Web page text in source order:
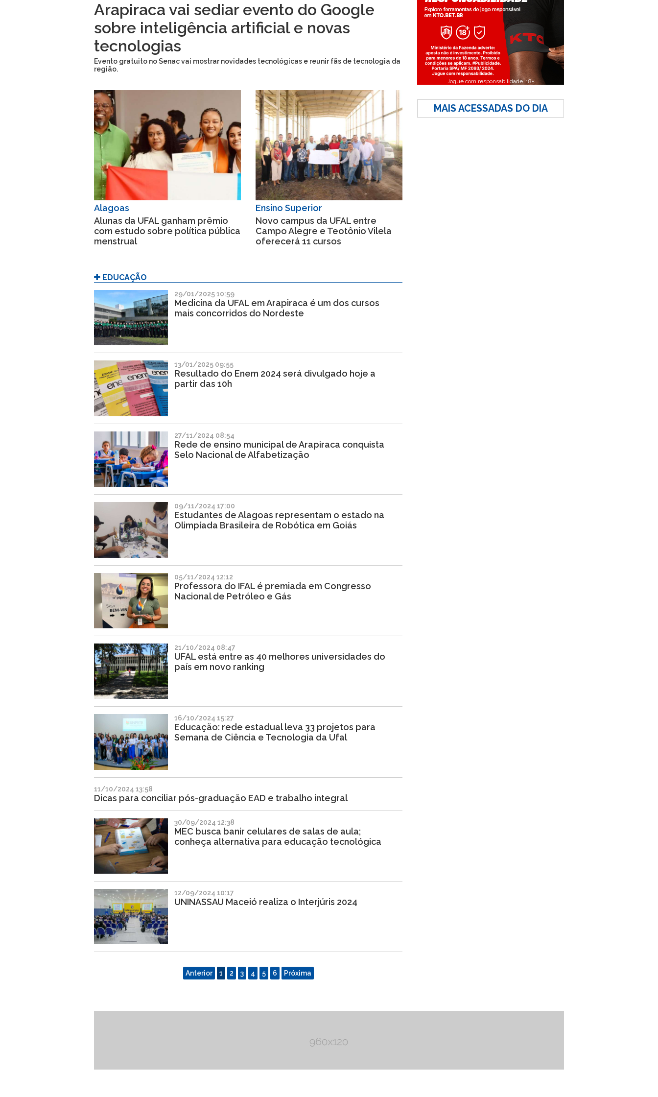
Arapiraca vai sediar evento do Google
sobre inteligência artificial e novas
tecnologias
Evento gratuito no Senac vai mostrar novidades tecnológicas e reunir fãs de tecnologia da
região.
Alagoas
Alunas da UFAL ganham prêmio
com estudo sobre política pública
menstrual
Ensino Superior
Novo campus da UFAL entre
Campo Alegre e Teotônio Vilela
oferecerá 11 cursos
EDUCAÇÃO
29/01/2025 10:59
Medicina da UFAL em Arapiraca é um dos cursos
mais concorridos do Nordeste
13/01/2025 09:55
Resultado do Enem 2024 será divulgado hoje a
partir das 10h
27/11/2024 08:54
Rede de ensino municipal de Arapiraca conquista
Selo Nacional de Alfabetização
09/11/2024 17:00
Estudantes de Alagoas representam o estado na
Olimpíada Brasileira de Robótica em Goiás
05/11/2024 12:12
Professora do IFAL é premiada em Congresso
Nacional de Petróleo e Gás
21/10/2024 08:47
UFAL está entre as 40 melhores universidades do
país em novo ranking
16/10/2024 15:27
Educação: rede estadual leva 33 projetos para
Semana de Ciência e Tecnologia da Ufal
11/10/2024 13:58
Dicas para conciliar pós-graduação EAD e trabalho integral
30/09/2024 12:38
MEC busca banir celulares de salas de aula;
conheça alternativa para educação tecnológica
12/09/2024 10:17
UNINASSAU Maceió realiza o Interjúris 2024
Anterior 1 2 3 4 5 6 Próxima
Jogue com responsabilidade. 18+
MAIS ACESSADAS DO DIA